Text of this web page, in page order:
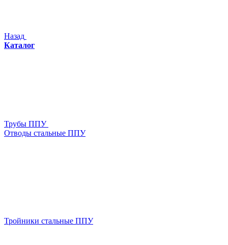
Назад
Каталог
Трубы ППУ
Отводы стальные ППУ
Тройники стальные ППУ